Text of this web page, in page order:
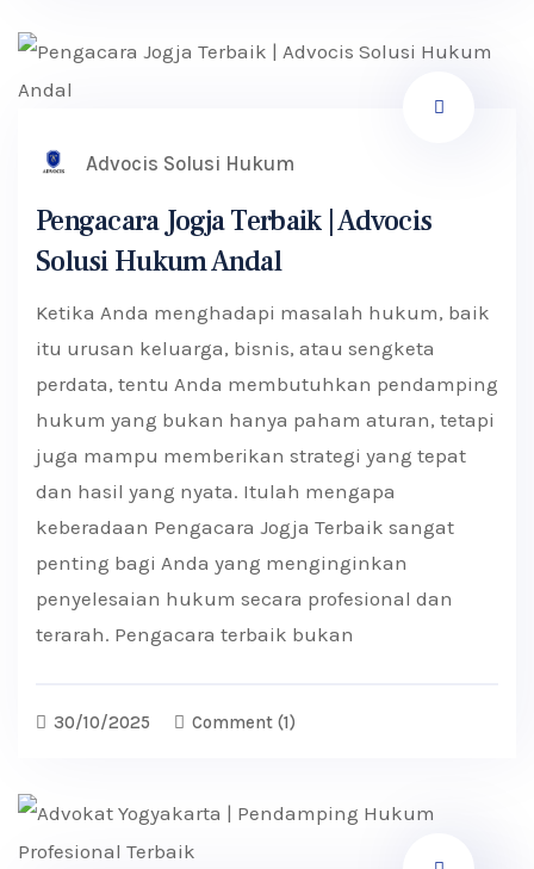
Advocis Solusi Hukum
Pengacara Jogja Terbaik | Advocis
Solusi Hukum Andal
Ketika Anda menghadapi masalah hukum, baik
itu urusan keluarga, bisnis, atau sengketa
perdata, tentu Anda membutuhkan pendamping
hukum yang bukan hanya paham aturan, tetapi
juga mampu memberikan strategi yang tepat
dan hasil yang nyata. Itulah mengapa
keberadaan Pengacara Jogja Terbaik sangat
penting bagi Anda yang menginginkan
penyelesaian hukum secara profesional dan
terarah. Pengacara terbaik bukan
30/10/2025 Comment (1)